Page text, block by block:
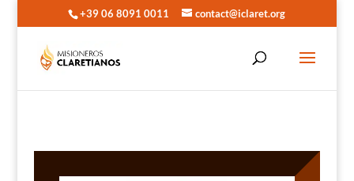
+39 06 8091 0011 contact@iclaret.org